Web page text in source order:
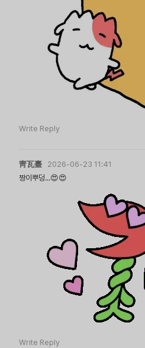
Write Reply
靑瓦臺
2026-06-23 11:41
짱이뿌덩...😍😍
Write Reply